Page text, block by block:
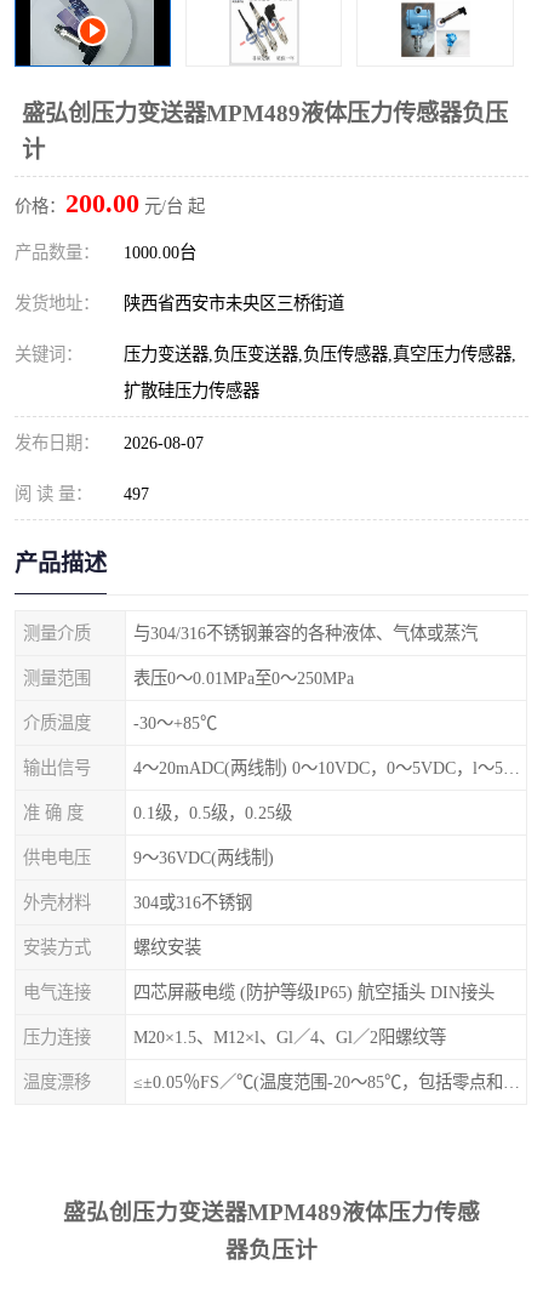
盛弘创压力变送器MPM489液体压力传感器负压
计
价格： 200.00 元/台 起
产品数量： 1000.00台
发货地址： 陕西省西安市未央区三桥街道
关键词：
压力变送器,负压变送器,负压传感器,真空压力传感器,
扩散硅压力传感器
发布日期： 2026-08-07
阅 读 量： 497
产品描述
测量介质 与304/316不锈钢兼容的各种液体、气体或蒸汽
测量范围 表压0～0.01MPa至0～250MPa
介质温度 -30～+85℃
输出信号
准 确 度 0.1级，0.5级，0.25级
供电电压 9～36VDC(两线制)
外壳材料 304或316不锈钢
安装方式 螺纹安装
电气连接 四芯屏蔽电缆 (防护等级IP65) 航空插头 DIN接头
压力连接 M20×1.5、M12×l、Gl／4、Gl／2阳螺纹等
温度漂移
盛弘创压力变送器MPM489液体压力传感
器负压计